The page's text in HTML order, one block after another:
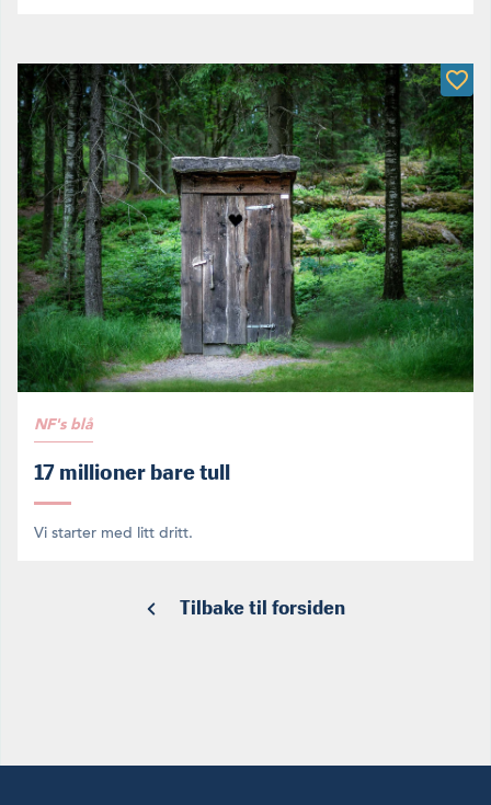
NF's blå
17 millioner bare tull
Vi starter med litt dritt.
Tilbake til forsiden